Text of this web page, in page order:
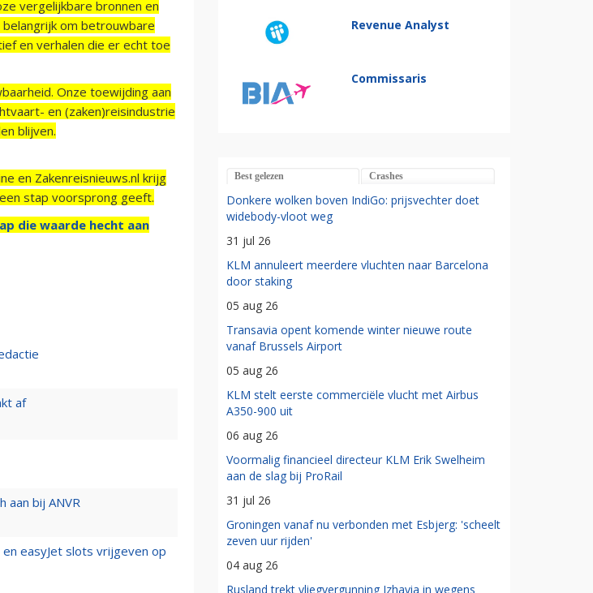
vergelijkbare bronnen en
om betrouwbare
en verhalen die er echt toe
Onze toewijding aan
en (zaken)reisindustrie
blijven.
en Zakenreisnieuws.nl krijg
stap voorsprong geeft.
die waarde hecht aan
af
aan bij ANVR
easyJet slots vrijgeven op
Revenue Analyst
Commissaris
Best gelezen Crashes
Donkere wolken boven IndiGo: prijsvechter doet
widebody-vloot weg
31 jul 26
KLM annuleert meerdere vluchten naar Barcelona
door staking
05 aug 26
Transavia opent komende winter nieuwe route
vanaf Brussels Airport
05 aug 26
KLM stelt eerste commerciële vlucht met Airbus
A350-900 uit
06 aug 26
Voormalig financieel directeur KLM Erik Swelheim
aan de slag bij ProRail
31 jul 26
Groningen vanaf nu verbonden met Esbjerg: 'scheelt
zeven uur rijden'
04 aug 26
Rusland trekt vliegvergunning Izhavia in wegens